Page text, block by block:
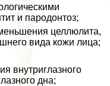
и пародонтоз;
целлюлита,
вида кожи лица;
внутриглазного
дна;